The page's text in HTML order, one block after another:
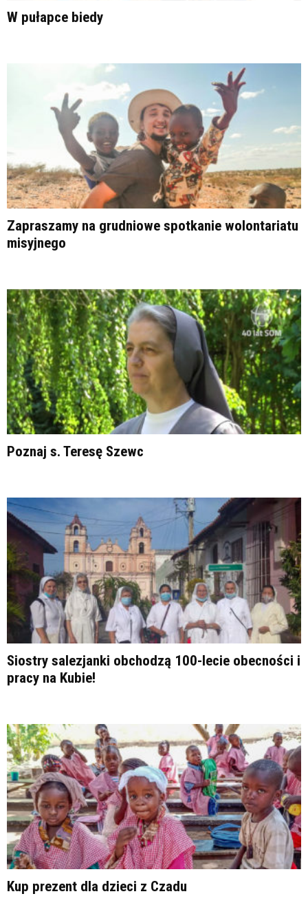
W pułapce biedy
Zapraszamy na grudniowe spotkanie wolontariatu
misyjnego
Poznaj s. Teresę Szewc
Siostry salezjanki obchodzą 100-lecie obecności i
pracy na Kubie!
Kup prezent dla dzieci z Czadu